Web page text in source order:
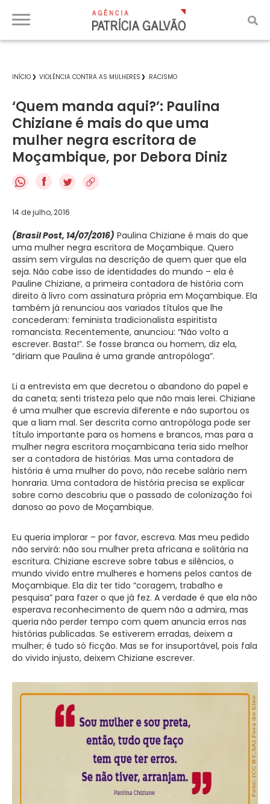
INÍCIO VIOLÊNCIA CONTRA AS MULHERES RACISMO
‘Quem manda aqui?’: Paulina
Chiziane é mais do que uma
mulher negra escritora de
Moçambique, por Debora Diniz
f
14 de julho, 2016
(Brasil Post, 14/07/2016) Paulina Chiziane é mais do que
uma mulher negra escritora de Moçambique. Quero
assim sem vírgulas na descrição de quem quer que ela
seja. Não cabe isso de identidades do mundo – ela é
Pauline Chiziane, a primeira contadora de história com
direito à livro com assinatura própria em Moçambique. Ela
também já renunciou aos variados títulos que lhe
concederam: feminista tradicionalista espiritista
romancista. Recentemente, anunciou: “Não volto a
escrever. Basta!”. Se fosse branca ou homem, diz ela,
“diriam que Paulina é uma grande antropóloga”.
Li a entrevista em que decretou o abandono do papel e
da caneta; senti tristeza pelo que não mais lerei. Chiziane
é uma mulher que escrevia diferente e não suportou os
que a liam mal. Ser descrita como antropóloga pode ser
título importante para os homens e brancos, mas para a
mulher negra escritora moçambicana teria sido melhor
ser a contadora de histórias. Mas uma contadora de
história é uma mulher do povo, não recebe salário nem
honraria. Uma contadora de história precisa se explicar
sobre como descobriu que o passado de colonização foi
danoso ao povo de Moçambique.
Eu queria implorar – por favor, escreva. Mas meu pedido
não servirá: não sou mulher preta africana e solitária na
escritura. Chiziane escreve sobre tabus e silêncios, o
mundo vivido entre mulheres e homens pelos cantos de
Moçambique. Ela diz ter tido “coragem, trabalho e
pesquisa” para fazer o que já fez. A verdade é que ela não
esperava reconhecimento de quem não a admira, mas
queria não perder tempo com quem anuncia erros nas
histórias publicadas. Se estiverem erradas, deixem a
mulher; é tudo só ficção. Mas se for insuportável, pois fala
do vivido injusto, deixem Chiziane escrever.